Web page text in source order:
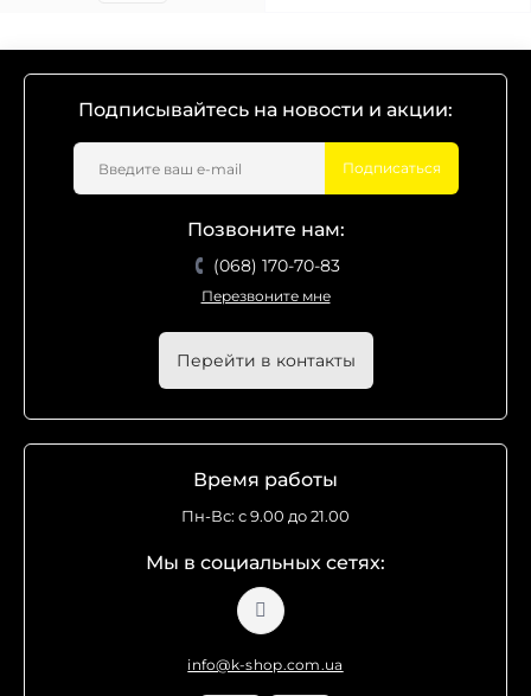
Подписывайтесь на новости и акции:
Подписаться
Позвоните нам:
(068) 170-70-83
Перезвоните мне
Перейти в контакты
Время работы
Пн-Вс: с 9.00 до 21.00
Мы в социальных сетях:
info@k-shop.com.ua